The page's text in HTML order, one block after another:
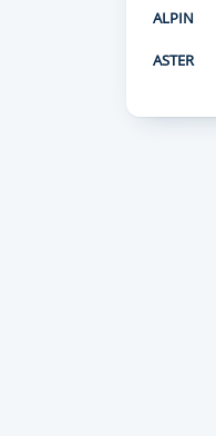
ALPIN
ASTER